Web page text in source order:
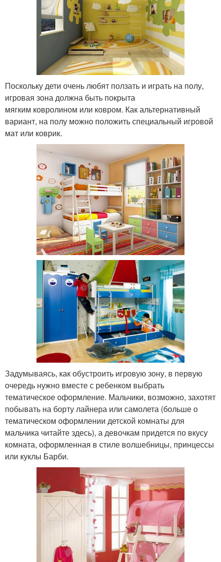
Поскольку дети очень любят ползать и играть на полу,
игровая зона должна быть покрыта
мягким ковролином или ковром. Как альтернативный
вариант, на полу можно положить специальный игровой
мат или коврик.
Задумываясь, как обустроить игровую зону, в первую
очередь нужно вместе с ребенком выбрать
тематическое оформление. Мальчики, возможно, захотят
побывать на борту лайнера или самолета (больше о
тематическом оформлении детской комнаты для
мальчика читайте здесь), а девочкам придется по вкусу
комната, оформленная в стиле волшебницы, принцессы
или куклы Барби.